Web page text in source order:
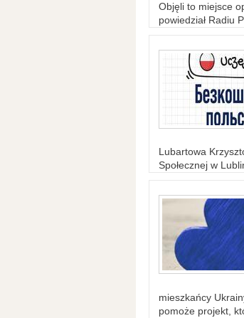
Objęli to miejsce
powiedział Radiu
Lubartowa
Społecznej w
mieszkańcy
pomoże projekt,